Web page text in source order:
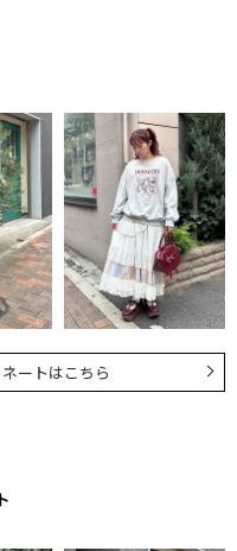
ートはこちら